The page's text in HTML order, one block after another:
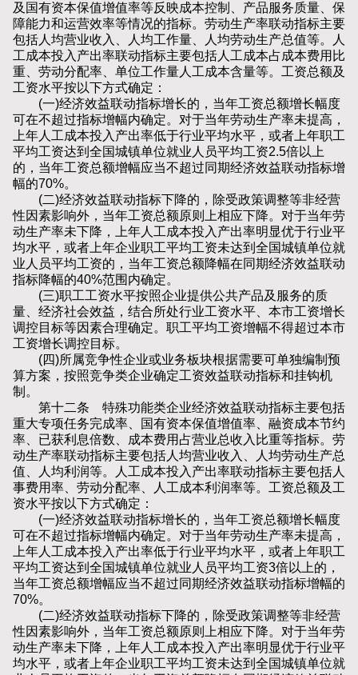
及国有资本保值增值率等反映成本控制、产品服务质量、保
障能力和运营效率等情况的指标。劳动生产率联动指标主要
包括人均营业收入、人均工作量、人均劳动生产总值等。人
工成本投入产出率联动指标主要包括人工成本占成本费用比
重、劳动分配率、单位工作量人工成本含量等。工资总额及
工资水平按以下方式确定：
(一)经济效益联动指标增长的，当年工资总额增长幅度
可在不超过指标增幅内确定。对于当年劳动生产率未提高，
上年人工成本投入产出率低于行业平均水平，或者上年职工
平均工资达到全国城镇单位就业人员平均工资2.5倍以上
的，当年工资总额增幅应当不超过同期经济效益联动指标增
幅的70%。
(二)经济效益联动指标下降的，除受政策调整等非经营
性因素影响外，当年工资总额原则上相应下降。对于当年劳
动生产率未下降，上年人工成本投入产出率明显优于行业平
均水平，或者上年企业职工平均工资未达到全国城镇单位就
业人员平均工资的，当年工资总额降幅在同期经济效益联动
指标降幅的40%范围内确定。
(三)职工工资水平按照企业提供公共产品及服务的质
量、经济社会效益，结合所处行业工资水平、本市工资增长
调控目标等因素合理确定。职工平均工资增幅不得超过本市
工资增长调控目标。
(四)所属竞争性企业或业务板块根据需要可单独编制预
算方案，按照竞争类企业确定工资效益联动指标和挂钩机
制。
第十二条 特殊功能类企业经济效益联动指标主要包括
重大专项任务完成率、国有资本保值增值率、融资成本节约
率、已获利息倍数、成本费用占营业总收入比重等指标。劳
动生产率联动指标主要包括人均营业收入、人均劳动生产总
值、人均利润等。人工成本投入产出率联动指标主要包括人
事费用率、劳动分配率、人工成本利润率等。工资总额及工
资水平按以下方式确定：
(一)经济效益联动指标增长的，当年工资总额增长幅度
可在不超过指标增幅内确定。对于当年劳动生产率未提高，
上年人工成本投入产出率低于行业平均水平，或者上年职工
平均工资达到全国城镇单位就业人员平均工资3倍以上的，
当年工资总额增幅应当不超过同期经济效益联动指标增幅的
70%。
(二)经济效益联动指标下降的，除受政策调整等非经营
性因素影响外，当年工资总额原则上相应下降。对于当年劳
动生产率未下降，上年人工成本投入产出率明显优于行业平
均水平，或者上年企业职工平均工资未达到全国城镇单位就